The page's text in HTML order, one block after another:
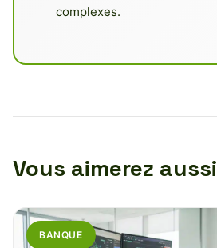
complexes.
Vous aimerez aussi
BANQUE